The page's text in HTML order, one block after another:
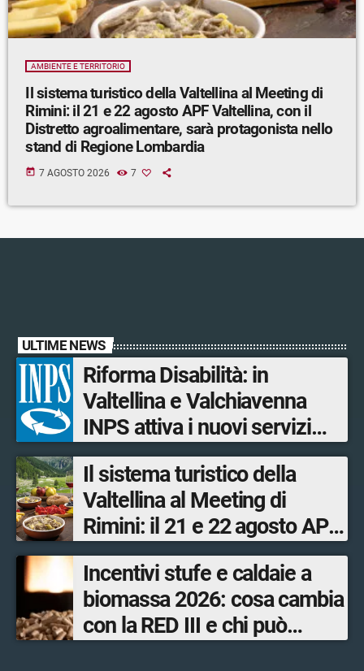
AMBIENTE E TERRITORIO
Il sistema turistico della Valtellina al Meeting di
Rimini: il 21 e 22 agosto APF Valtellina, con il
Distretto agroalimentare, sarà protagonista nello
stand di Regione Lombardia
today 7 AGOSTO 2026 7
ULTIME NEWS
Riforma Disabilità: in
Valtellina e Valchiavenna
INPS attiva i nuovi servizi
digitali per il Progetto di vita
Il sistema turistico della
Valtellina al Meeting di
Rimini: il 21 e 22 agosto APF
Valtellina, con il Distretto
agroalimentare, sarà
protagonista nello stand di
Regione Lombardia
Incentivi stufe e caldaie a
biomassa 2026: cosa cambia
con la RED III e chi può